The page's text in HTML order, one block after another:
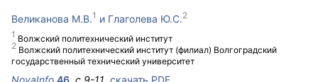
Великанова М.В.
Волжский политехнический институт
Глаголева Ю.С.
Волжский политехнический институт (филиал) Волгоградский
государственный технический университет
NovaInfo 46, с.9-11, скачать PDF